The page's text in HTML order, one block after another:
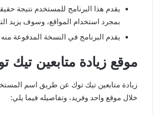
يقدم هذا البرنامج للمستخدم نتيجة
بمجرد استخدام المواقع، وسوف يزيد
يقدم البرنامج في النسخة المدفوعة
موقع زيادة متابعين تيك توك 1000 متابع مجانا
زيادة متابعين تيك توك عن طريق اسم
خلال موقع واحد وفريد، وتفاصيله فيما يلي: